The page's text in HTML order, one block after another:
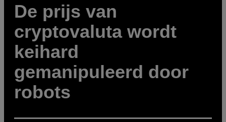
De prijs van
cryptovaluta wordt
keihard
gemanipuleerd door
robots